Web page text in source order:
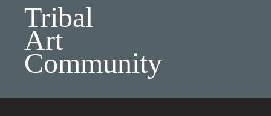
Tribal
Art
Community